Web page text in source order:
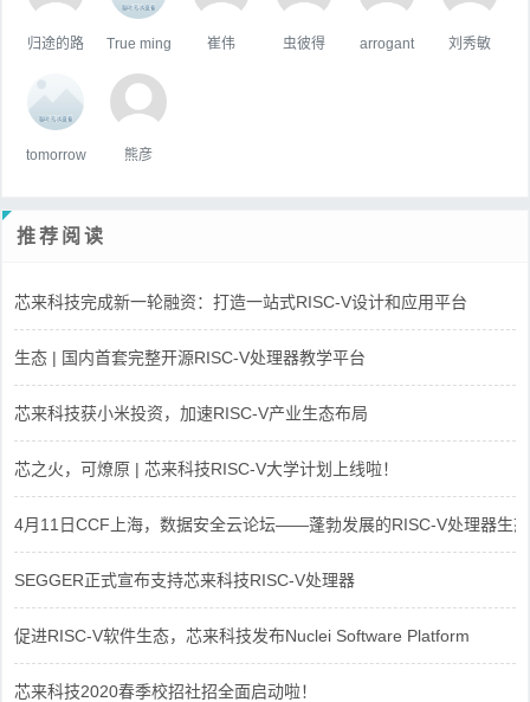
归途的路 True ming 崔伟 虫彼得 arrogant 刘秀敏
tomorrow 熊彦
推荐阅读
芯来科技完成新一轮融资：打造一站式RISC-V设计和应用平台
生态 | 国内首套完整开源RISC-V处理器教学平台
芯来科技获小米投资，加速RISC-V产业生态布局
芯之火，可燎原 | 芯来科技RISC-V大学计划上线啦！
4月11日CCF上海，数据安全云论坛——蓬勃发展的RISC-V处理器生态
SEGGER正式宣布支持芯来科技RISC-V处理器
促进RISC-V软件生态，芯来科技发布Nuclei Software Platform
芯来科技2020春季校招社招全面启动啦！